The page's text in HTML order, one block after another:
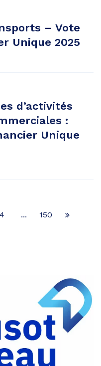
– Vote
Unique 2025
d’activités
:
Unique
4 ... 150
Page